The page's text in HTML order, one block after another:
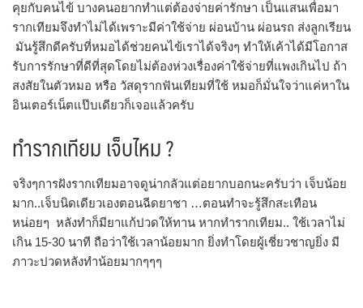
คุยกับคนไข้ บางคนอยากทำแต่ต้องจ่ายค่ารักษา เป็นแสนเพื่อมา
รากเทียมจึงทำไม่ได้เพราะมีค่าใช้จ่าย ผ่อนบ้าน ผ่อนรถ ส่งลูกเรียน
มันรู้สึกดีครับที่หมอได้ช่วยคนไข้เราได้จริงๆ ทำให้เค้าได้มีโอกาส
รับการรักษาที่ดีที่สุดโดยไม่ต้องห่วงเรื่องค่าใช้จ่ายที่แพงเกินไป ถ้า
สงสัยในตัวหมอ หรือ วัสดุรากฟันเทียมที่ใช้ หมอก็มั่นใจว่าแค่หาใน
อินเตอร์เน็ตแป๊บเดียวก็เจอแล้วครับ
ทำรากเทียม เจ็บไหม ?
จริงๆการฝังรากเทียมอาจดูน่ากลัวแต่อยากบอกนะครับว่า เจ็บน้อย
มาก..เจ็บนิดเดียวเองตอนฉีดยาชา …ตอนทำจะรู้สึกสะเทือน
หน่อยๆ หลังทำก็มียาแก้ปวดให้ทาน หากทำรากเทียม.. ใช้เวลาไม่
เกิน 15-30 นาที ถือว่าใช้เวลาน้อยมาก ยิ่งทำโดยผู้เชี่ยวชาญยิ่ง มี
ภาวะปวดหลังทำน้อยมากๆๆๆ